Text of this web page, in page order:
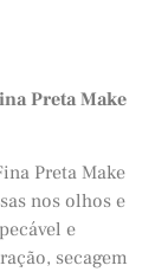
Preta Make
Preta Make
nos olhos e
e
secagem